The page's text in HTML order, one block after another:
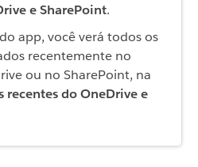
e SharePoint.
do app, você verá todos os
recentemente no
ou no SharePoint, na
recentes do OneDrive e